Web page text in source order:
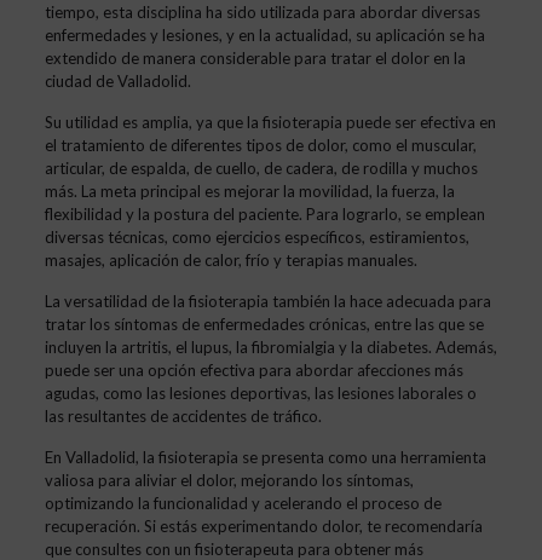
tiempo, esta disciplina ha sido utilizada para abordar diversas
enfermedades y lesiones, y en la actualidad, su aplicación se ha
extendido de manera considerable para tratar el dolor en la
ciudad de Valladolid.
Su utilidad es amplia, ya que la fisioterapia puede ser efectiva en
el tratamiento de diferentes tipos de dolor, como el muscular,
articular, de espalda, de cuello, de cadera, de rodilla y muchos
más. La meta principal es mejorar la movilidad, la fuerza, la
flexibilidad y la postura del paciente. Para lograrlo, se emplean
diversas técnicas, como ejercicios específicos, estiramientos,
masajes, aplicación de calor, frío y terapias manuales.
La versatilidad de la fisioterapia también la hace adecuada para
tratar los síntomas de enfermedades crónicas, entre las que se
incluyen la artritis, el lupus, la fibromialgia y la diabetes. Además,
puede ser una opción efectiva para abordar afecciones más
agudas, como las lesiones deportivas, las lesiones laborales o
las resultantes de accidentes de tráfico.
En Valladolid, la fisioterapia se presenta como una herramienta
valiosa para aliviar el dolor, mejorando los síntomas,
optimizando la funcionalidad y acelerando el proceso de
recuperación. Si estás experimentando dolor, te recomendaría
que consultes con un fisioterapeuta para obtener más